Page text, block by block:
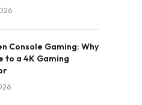
Console Gaming: Why
to a 4K Gaming